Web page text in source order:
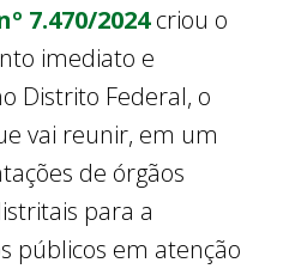
7.470/2024criou o
imediato e
Distrito Federal, o
vai reunir, em um
de órgãos
para a
públicos em atenção